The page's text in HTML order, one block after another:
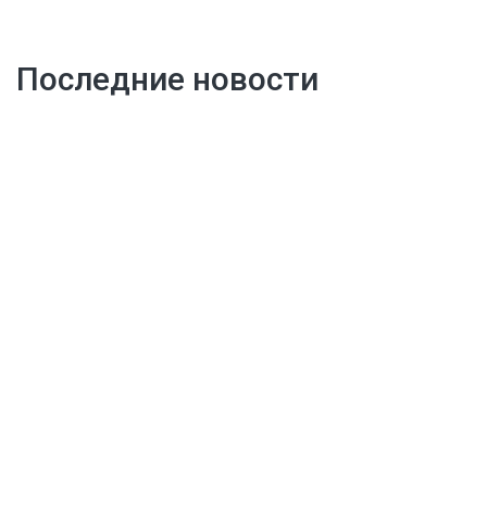
Последние новости